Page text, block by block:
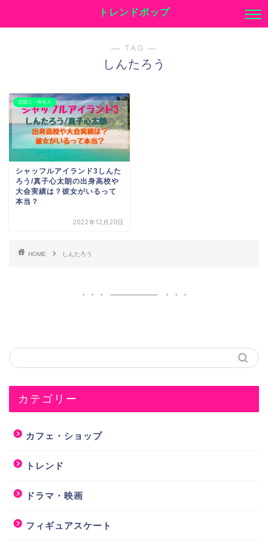
トレンドポップ
― TAG ―
しんたろう
芸能人・有名人
シャッフルアイランド3しんた
ろう/真子心太朗の出身高校や
大会実績は？彼女がいるって
本当？
2022年12月20日
HOME しんたろう
カテゴリー
カフェ・ショップ
トレンド
ドラマ・映画
フィギュアスケート